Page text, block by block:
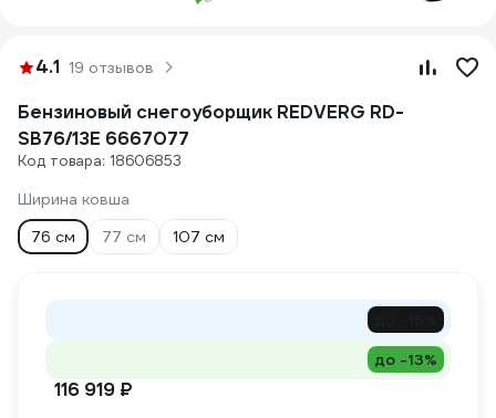
4.1 19 отзывов
Бензиновый снегоуборщик REDVERG RD-
SB76/13E 6667077
Код товара: 18606853
Ширина ковша
76 см
77 см 107 см
до -13%
116 919 ₽